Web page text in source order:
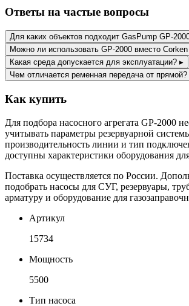
Ответы на частые вопросы
Для каких объектов подходит GasPump GP-
Можно ли использовать GP-2000 вместо
Какая среда допускается для эксплуатации? ▸
Чем отличается ременная передача от прямой?
Как купить
Для подбора насосного агрегата GP-2000
учитывать параметры резервуарной
производительность линии и тип
доступны характеристики оборудования
Поставка осуществляется по России.
подобрать насосы для СУГ, резервуары,
арматуру и оборудование для
Артикул
15734
Мощность
5500
Тип насоса